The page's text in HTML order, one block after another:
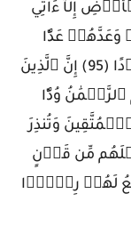
إِلَّآ ءَاتِي
وَعَدَّهُمۡ عَدّٗا
(94) وَكُلُّهُمۡ ءَاتِيهِ يَوۡمَ ٱلۡقِيَٰمَةِ فَرۡدًا (95) إِنَّ ٱلَّذِينَ
ٱلرَّحۡمَٰنُ وُدّٗا
وَتُنذِرَ
قَبۡلَهُم مِّن قَرۡنٍ
لَهُمۡ رِكۡزَۢا